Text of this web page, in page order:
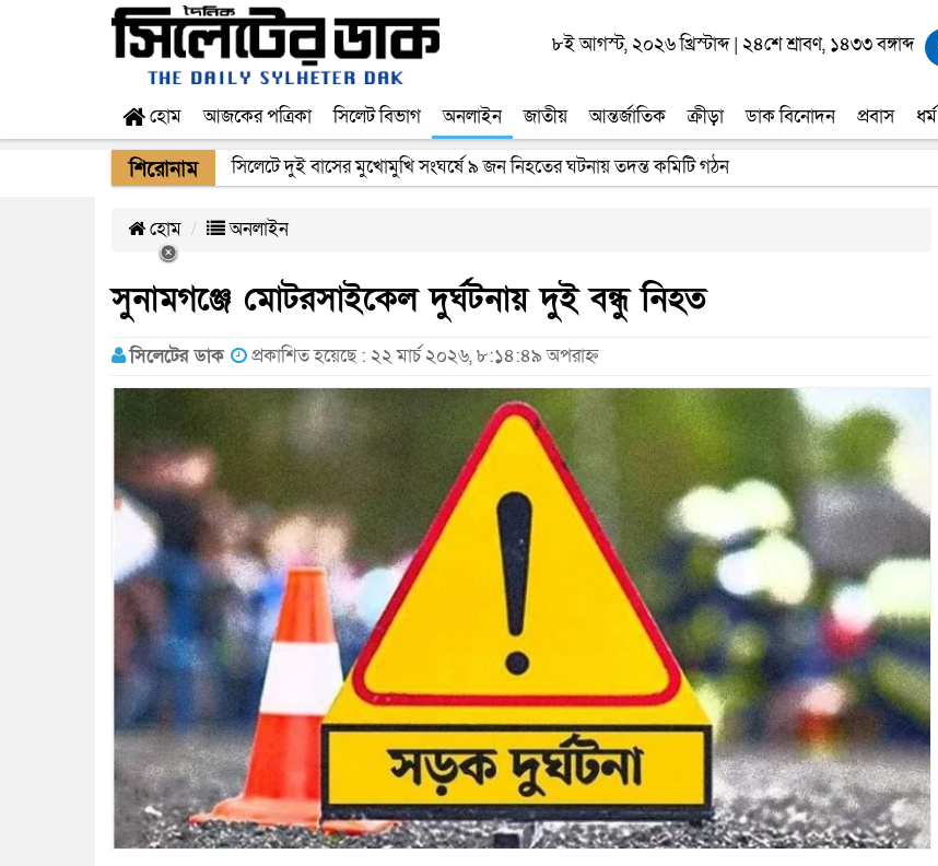
৮ই আগস্ট, ২০২৬ খ্রিস্টাব্দ| ২৪শে শ্রাবণ, ১৪৩৩ বঙ্গাব্দ
হোম আজকের পত্রিকা সিলেট বিভাগ অনলাইন জাতীয় আন্তর্জাতিক ক্রীড়া ডাক বিনোদন প্রবাস ধর্ম
শিরোনাম সিলেটে সড়ক দুর্ঘটনায় নিহতদের পরিবার পাচ্ছে ৫ লাখ টাকা করে সরকারি অনুদান
হোম অনলাইন
সুনামগঞ্জে মোটরসাইকেল দুর্ঘটনায় দুই বন্ধু নিহত
সিলেটের ডাক প্রকাশিত হয়েছে : ২২ মার্চ ২০২৬, ৮:১৪:৪৯ অপরাহ্ন